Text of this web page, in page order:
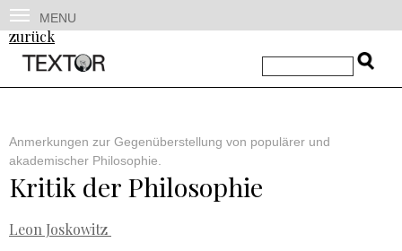
MENU
zurück
Anmerkungen zur Gegenüberstellung von populärer und
akademischer Philosophie.
Kritik der Philosophie
Leon Joskowitz